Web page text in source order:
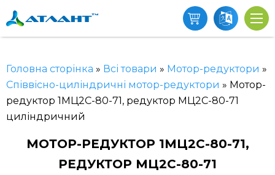
Головна сторінка » Всі товари » Мотор-редуктори »
Співвісно-циліндричні мотор-редуктори » Мотор-
редуктор 1МЦ2С-80-71, редуктор МЦ2С-80-71
циліндричний
МОТОР-РЕДУКТОР 1МЦ2С-80-71,
РЕДУКТОР МЦ2С-80-71